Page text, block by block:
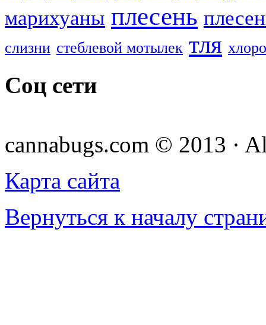
марихуаны плесень
слизни стеблевой мотылек тля
Соц сети
cannabugs.com © 2013 ·
Карта сайта
Вернуться к началу